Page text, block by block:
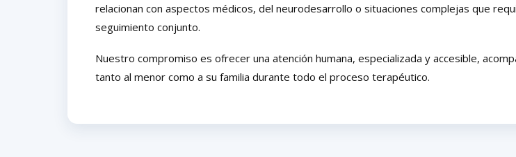
relacionan con aspectos médicos, del neurodesarrollo o situaciones complejas que
seguimiento conjunto.
Nuestro compromiso es ofrecer una atención humana, especializada y accesible,
tanto al menor como a su familia durante todo el proceso terapéutico.